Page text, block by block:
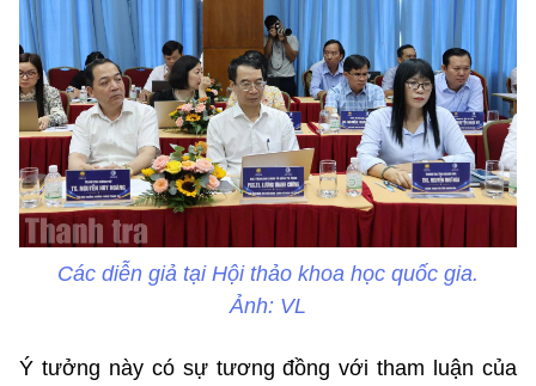
Các diễn giả tại Hội thảo khoa học quốc gia.
Ảnh: VL
Ý tưởng này có sự tương đồng với tham luận của